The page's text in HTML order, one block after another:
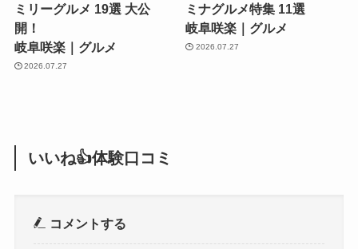
ミリーグルメ 19選 大公
開！
岐阜咲楽｜グルメ
2026.07.27
ミナグルメ特集 11選
岐阜咲楽｜グルメ
2026.07.27
いいね👍体験口コミ
コメントする